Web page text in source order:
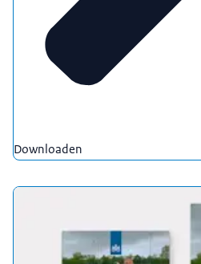
Downloaden